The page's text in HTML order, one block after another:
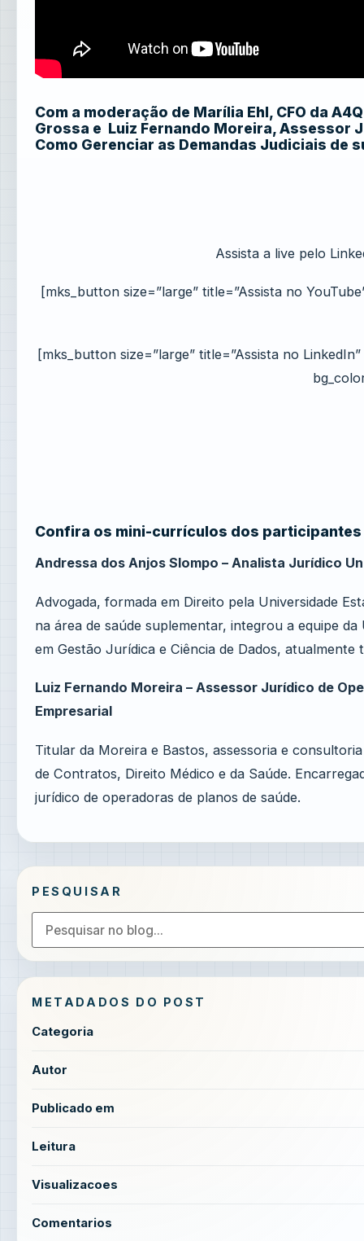
Com a moderação de Marília Ehl, CFO da
Grossa e Luiz Fernando Moreira, Assessor
Como Gerenciar as Demandas Judiciais de
Assista a live pelo
[mks_button size=”large” title=”Assista no
[mks_button size=”large” title=”Assista no
Confira os mini-currículos dos participantes
Andressa dos Anjos Slompo – Analista Jurídico
Advogada, formada em Direito pela Universidade
na área de saúde suplementar, integrou a equipe
em Gestão Jurídica e Ciência de Dados,
Luiz Fernando Moreira – Assessor Jurídico de
Empresarial
Titular da Moreira e Bastos, assessoria e
de Contratos, Direito Médico e da Saúde.
jurídico de operadoras de planos de saúde.
PESQUISAR
METADADOS DO POST
Categoria
Autor
Publicado em
Leitura
Visualizacoes
Comentarios